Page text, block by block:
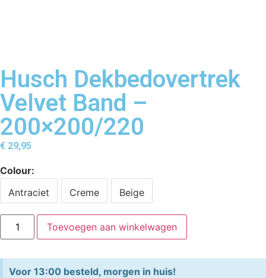
Husch Dekbedovertrek
Velvet Band –
200×200/220
€ 29,95
Colour
Antraciet
Creme Beige
Toevoegen aan winkelwagen
Voor 13:00 besteld, morgen in huis!